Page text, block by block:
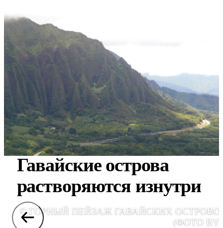
Гавайские острова
растворяются изнутри
© ГОРНЫЙ ПЕЙЗАЖ ГАВАЙСКИХ
(ФОТО